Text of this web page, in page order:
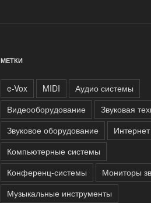
МЕТКИ
e-Vox MIDI
Аудио системы
Видеооборудование
Звуковая
Звуковое оборудование
Компьютерные системы
Конференц-системы
Мониторы
Музыкальные инструменты